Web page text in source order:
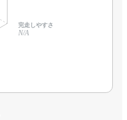
完走しやすさ
N/A